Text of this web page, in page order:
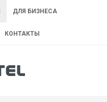
ДЛЯ БИЗНЕСА
КОНТАКТЫ